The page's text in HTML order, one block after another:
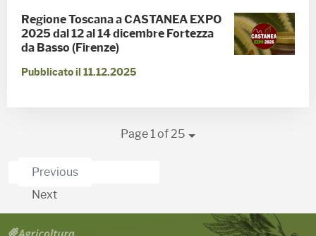
Regione Toscana a CASTANEA EXPO
2025 dal 12 al 14 dicembre Fortezza
da Basso (Firenze)
Pubblicato il 11.12.2025
Page 1 of 25
Previous
Next